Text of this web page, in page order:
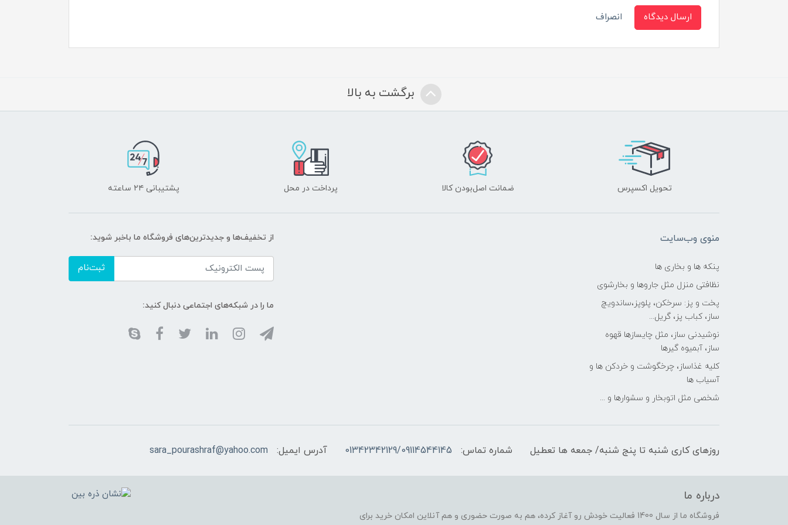
ارسال دیدگاه انصراف
برگشت به بالا
تحویل اکسپرس ضمانت اصل‌بودن کالا پرداخت در محل پشتیبانی ۲۴ ساعته
منوی وب‌سایت
پنکه ها و بخاری ها
نظافتی منزل مثل جاروها و بخارشوی
پخت و پز: سرخکن، پلوپز،ساندویچ
ساز، کباب پز، گریل...
نوشیدنی ساز، مثل چایسازها قهوه
ساز، آبمیوه گیرها
کلیه غذاساز، چرخگوشت و خردکن ها و
آسیاب ها
شخصی مثل اتوبخار و سشوارها و ...
از تخفیف‌ها و جدیدترین‌های فروشگاه ما باخبر شوید:
ثبت‌نام
ما را در شبکه‌های اجتماعی دنبال کنید:
روزهای کاری شنبه تا پنج شنبه/ جمعه ها تعطیل شماره تماس: 01342342129/09114544145 آدرس ایمیل: sara_pourashraf@yahoo.com
درباره ما
فروشگاه ما از سال 1400 فعالیت خودش رو آغاز کرده، هم به صورت حضوری و هم آنلاین امکان خرید برای